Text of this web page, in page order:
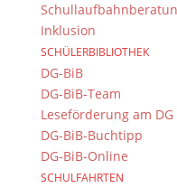
Inklusion
SCHÜLERBIBLIOTHEK
DG-BiB
DG-BiB-Team
Leseförderung am DG
DG-BiB-Buchtipp
DG-BiB-Online
SCHULFAHRTEN
Kontakt Webteam
Kontaktieren Sie das